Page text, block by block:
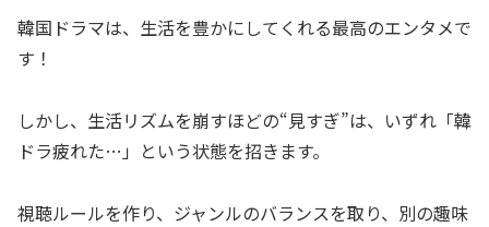
韓国ドラマは、生活を豊かにしてくれる最高のエンタメで
す！
しかし、生活リズムを崩すほどの“見すぎ”は、いずれ「韓
ドラ疲れた…」という状態を招きます。
視聴ルールを作り、ジャンルのバランスを取り、別の趣味